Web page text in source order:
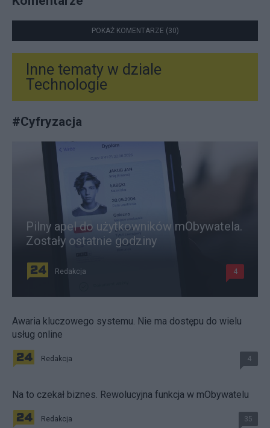
POKAŻ KOMENTARZE (30)
Inne tematy w dziale
Technologie
#Cyfryzacja
Pilny apel do użytkowników mObywatela.
Zostały ostatnie godziny
Redakcja 4
Awaria kluczowego systemu. Nie ma dostępu do wielu
usług online
Redakcja 4
Na to czekał biznes. Rewolucyjna funkcja w mObywatelu
Redakcja 35